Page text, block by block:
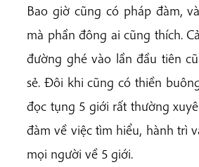
Bao giờ cũng có pháp đàm,
mà phần đông ai cũng thích.
đường ghé vào lần đầu tiên
sẻ. Đôi khi cũng có thiền
đọc tụng 5 giới rất thường
đàm về việc tìm hiểu, hành trì
mọi người về 5 giới.